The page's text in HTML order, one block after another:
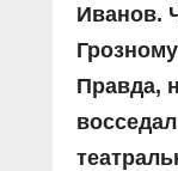
Иванов.
Правда,